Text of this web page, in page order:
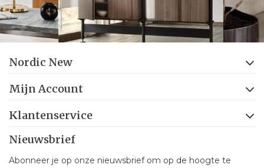
Nordic New
Mijn Account
Klantenservice
Nieuwsbrief
Abonneer je op onze nieuwsbrief om op de hoogte te